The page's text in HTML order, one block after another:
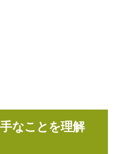
なことを理解